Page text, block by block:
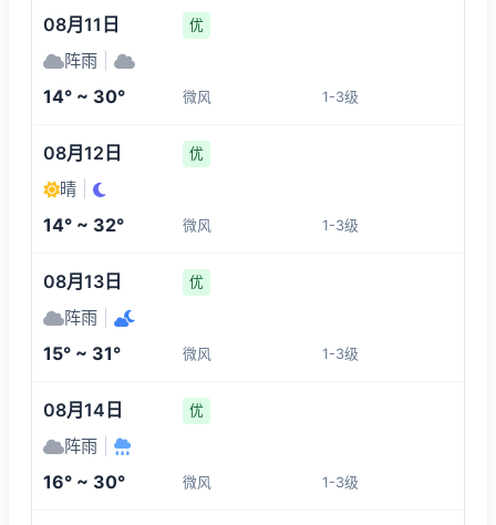
30°
1-3 1-3
22:00
20°
23:00
1-3
08月11日 优
阵雨
14° ~ 30° 微风 1-3级
08月12日 优
晴
14° ~ 32° 微风 1-3级
08月13日 优
阵雨
15° ~ 31° 微风 1-3级
08月14日 优
阵雨
16° ~ 30° 微风 1-3级